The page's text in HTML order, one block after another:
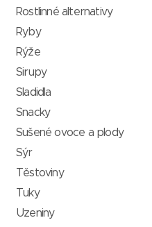
Rostlinné alternativy
Ryby
Rýže
Sirupy
Sladidla
Snacky
Sušené ovoce a plody
Sýr
Těstoviny
Tuky
Uzeniny